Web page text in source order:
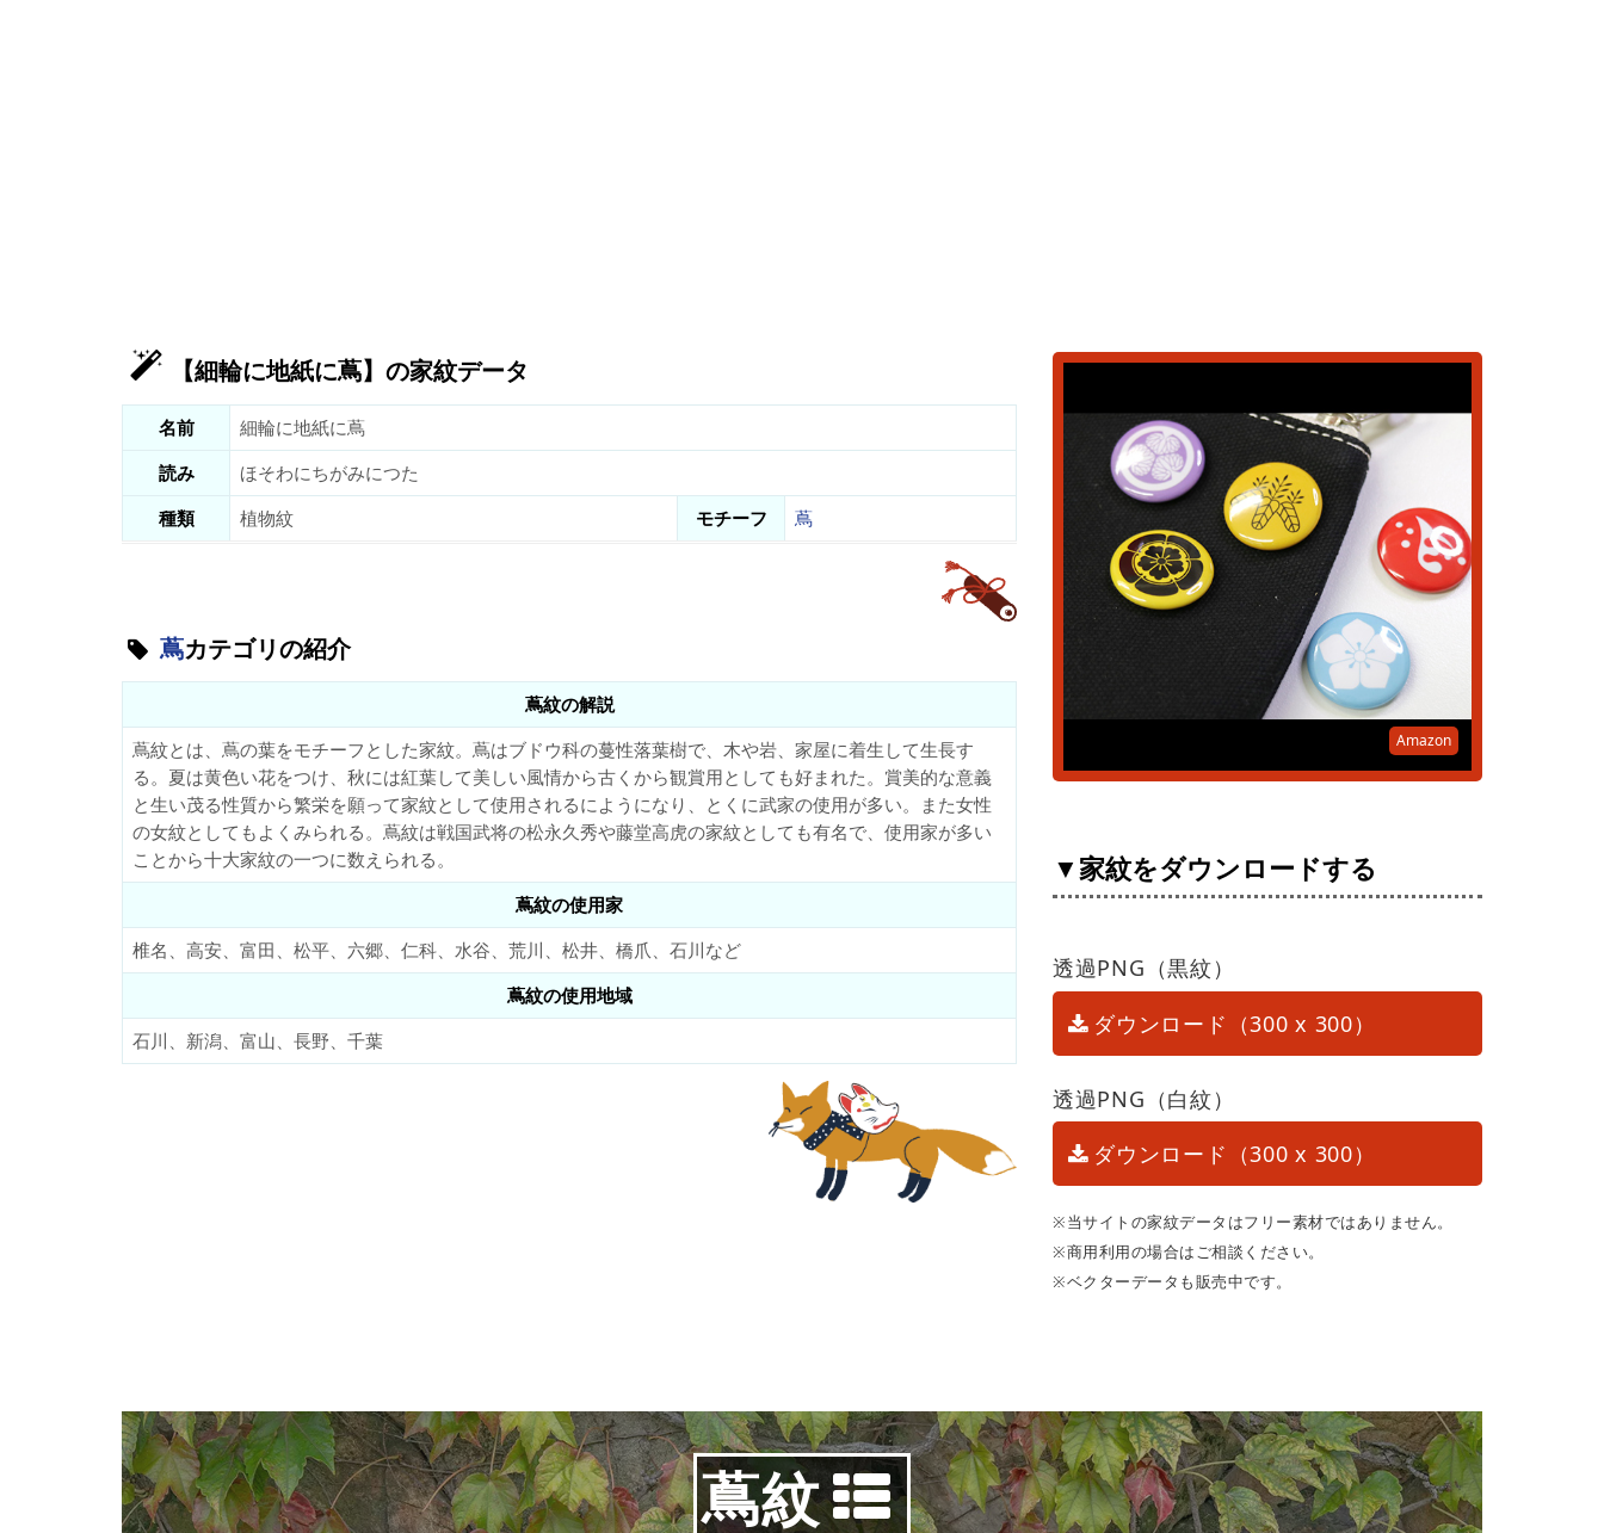
【細輪に地紙に蔦】の家紋データ
名前
細輪に地紙に蔦
読み
ほそわにちがみにつた
種類
植物紋 モチーフ 蔦
蔦カテゴリの紹介
蔦紋の解説
蔦紋とは、蔦の葉をモチーフとした家紋。蔦はブドウ科の蔓性落葉樹で、木や岩、家屋に着生して生長す
る。夏は黄色い花をつけ、秋には紅葉して美しい風情から古くから観賞用としても好まれた。賞美的な意義
と生い茂る性質から繁栄を願って家紋として使用されるにようになり、とくに武家の使用が多い。また女性
の女紋としてもよくみられる。蔦紋は戦国武将の松永久秀や藤堂高虎の家紋としても有名で、使用家が多い
ことから十大家紋の一つに数えられる。
蔦紋の使用家
椎名、高安、富田、松平、六郷、仁科、水谷、荒川、松井、橋爪、石川など
蔦紋の使用地域
石川、新潟、富山、長野、千葉
Amazon
▼家紋をダウンロードする
透過PNG（黒紋）
ダウンロード（300 x 300）
透過PNG（白紋）
ダウンロード（300 x 300）
※当サイトの家紋データはフリー素材ではありません。
※商用利用の場合はご相談ください。
※ベクターデータも販売中です。
蔦紋